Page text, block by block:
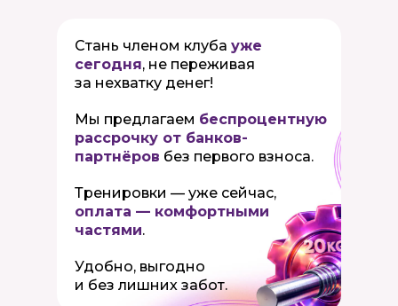
Удобно, выгодно
и без лишних забот.
Тренировки — уже сейчас,
оплата — комфортными
частями.
Мы предлагаем беспроцентную
рассрочку от банков-
партнёров без первого взноса.
Стань членом клуба уже
сегодня, не переживая
за нехватку денег!